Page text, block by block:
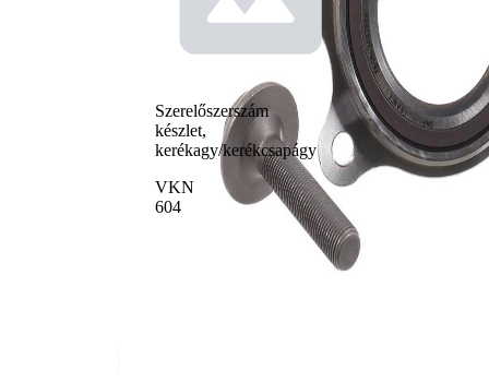
Alkatrészlista
Cikknév
Mennyiség
SKF01693
4
csavar
SKF01705
Szerelőszerszám
készlet,
kerékagy/kerékcsapágy
VKN
604